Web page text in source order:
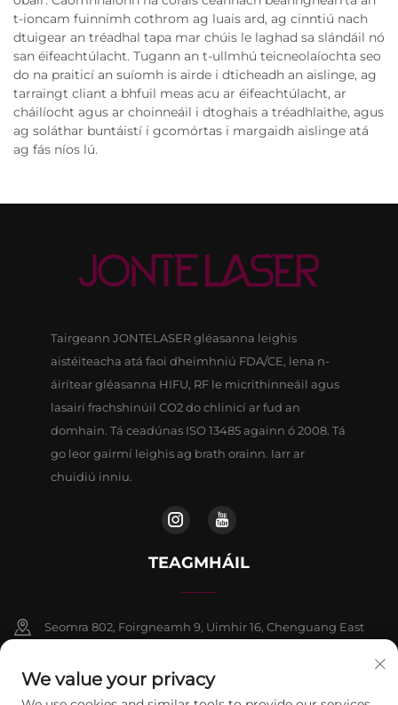
t-ioncam fuinnimh cothrom ag luais ard, ag cinntiú nach
dtuigear an tréadhal tapa mar chúis le laghad sa slándáil nó
san éifeachtúlacht. Tugann an t-ullmhú teicneolaíochta seo
do na praiticí an suíomh is airde i dticheadh an aislinge, ag
tarraingt cliant a bhfuil meas acu ar éifeachtúlacht, ar
cháilíocht agus ar choinneáil i dtoghais a tréadhlaithe, agus
ag soláthar buntáistí i gcomórtas i margaidh aislinge atá
ag fás níos lú.
Tairgeann JONTELASER gléasanna leighis
aistéiteacha atá faoi dheimhniú FDA/CE, lena n-
áirítear gléasanna HIFU, RF le micrithinneáil agus
lasairí frachshinúil CO2 do chlinicí ar fud an
domhain. Tá ceadúnas ISO 13485 againn ó 2008. Tá
go leor gairmí leighis ag brath orainn. Iarr ar
chuidiú inniu.
TEAGMHÁIL
Seomra 802, Foirgneamh 9, Uimhir 16, Chenguang East
+86-13911459627
We value your privacy